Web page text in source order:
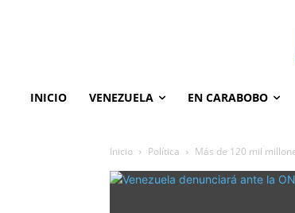
INICIO VENEZUELA EN CARABOBO
Inicio Política Más de 120 mil